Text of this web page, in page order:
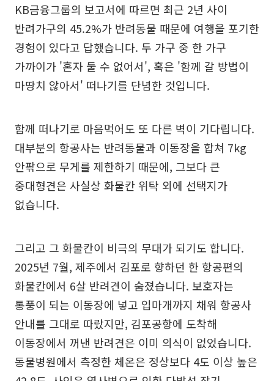
KB금융그룹의 보고서에 따르면 최근 2년 사이
반려가구의 45.2%가 반려동물 때문에 여행을 포기한
경험이 있다고 답했습니다. 두 가구 중 한 가구
가까이가 '혼자 둘 수 없어서', 혹은 '함께 갈 방법이
마땅치 않아서' 떠나기를 단념한 것입니다.
함께 떠나기로 마음먹어도 또 다른 벽이 기다립니다.
대부분의 항공사는 반려동물과 이동장을 합쳐 7kg
안팎으로 무게를 제한하기 때문에, 그보다 큰
중대형견은 사실상 화물칸 위탁 외에 선택지가
없습니다.
그리고 그 화물칸이 비극의 무대가 되기도 합니다.
2025년 7월, 제주에서 김포로 향하던 한 항공편의
화물칸에서 6살 반려견이 숨졌습니다. 보호자는
통풍이 되는 이동장에 넣고 입마개까지 채워 항공사
안내를 그대로 따랐지만, 김포공항에 도착해
이동장에서 꺼낸 반려견은 이미 의식이 없었습니다.
동물병원에서 측정한 체온은 정상보다 4도 이상 높은